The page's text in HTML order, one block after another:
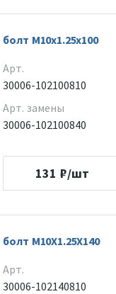
болт M10x1.25x100
Арт.
30006-102100810
Арт. замены
30006-102100840
131 ₽/шт
болт M10X1.25X140
Арт.
30006-102140810